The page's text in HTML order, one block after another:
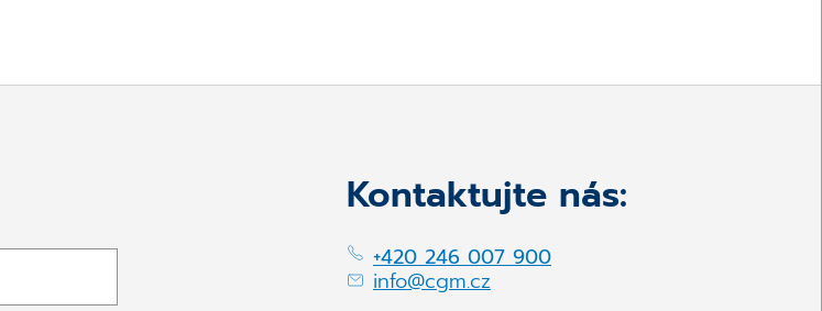
Kontaktujte nás:
+420 246 007 900
info@cgm.cz